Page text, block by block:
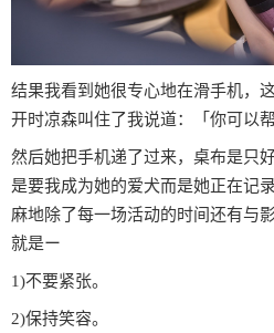
结果我看到她很专心地在滑手机，
开时凉森叫住了我说道：「你可以帮
然后她把手机递了过来，桌布是只
是要我成为她的爱犬而是她正在记
麻地除了每一场活动的时间还有与
就是ー
1)不要紧张。
2)保持笑容。